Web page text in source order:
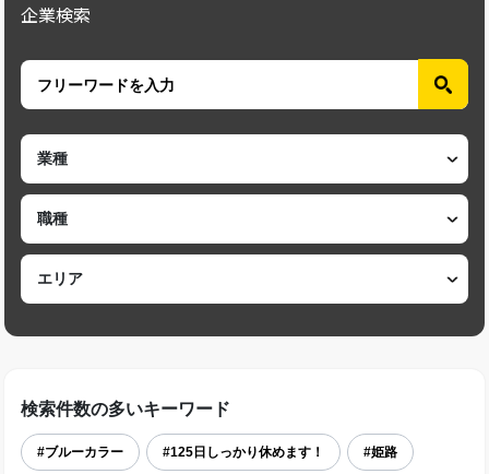
企業検索
検索件数の多いキーワード
#ブルーカラー #125日しっかり休めます！ #姫路